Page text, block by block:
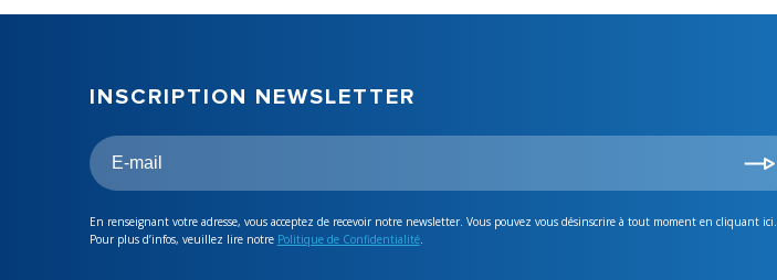
INSCRIPTION NEWSLETTER
En renseignant votre adresse, vous acceptez de recevoir notre newsletter. Vous pouvez vous désinscrire à tout moment en cliquant ici.
Pour plus d’infos, veuillez lire notre Politique de Confidentialité.